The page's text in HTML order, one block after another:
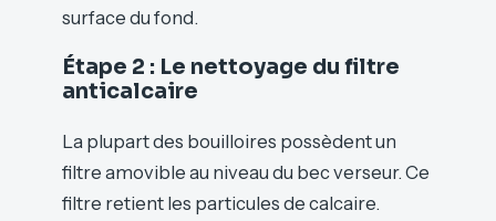
surface du fond.
Étape 2 : Le nettoyage du filtre
anticalcaire
La plupart des bouilloires possèdent un
filtre amovible au niveau du bec verseur. Ce
filtre retient les particules de calcaire.